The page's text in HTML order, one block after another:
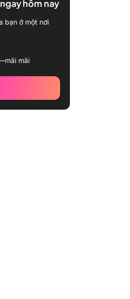
hôm nay
bạn ở một nơi
mãi